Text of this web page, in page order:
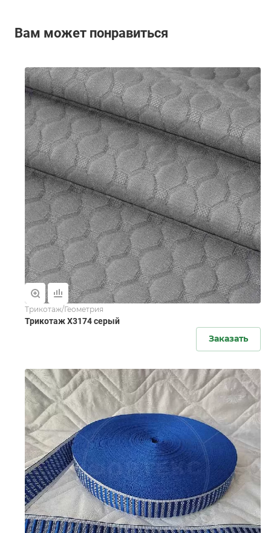
Вам может понравиться
Трикотаж/Геометрия
Трикотаж X3174 серый
Заказать